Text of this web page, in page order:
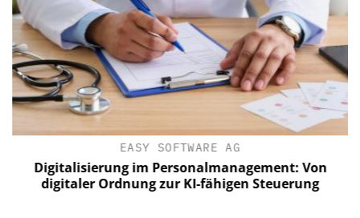
EASY SOFTWARE AG
Digitalisierung im Personalmanagement: Von
digitaler Ordnung zur KI-fähigen Steuerung